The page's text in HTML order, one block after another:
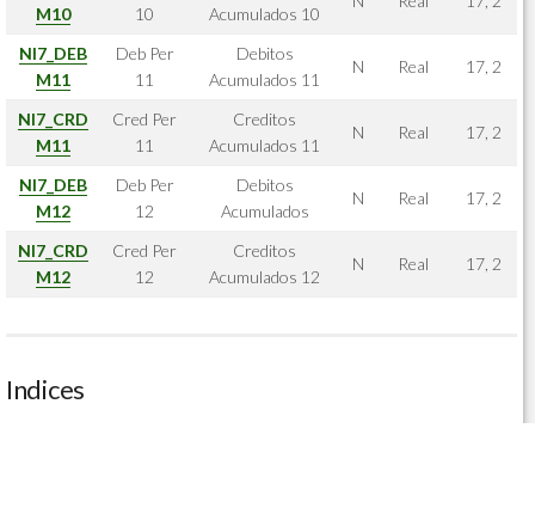
M10 10 Acumulados 10
NI7_DEB
M11
Deb Per
11
Debitos
Acumulados 11
N Real 17, 2
NI7_CRD
M11
Cred Per
11
Creditos
Acumulados 11
N Real 17, 2
NI7_DEB
M12
Deb Per
12
Debitos
Acumulados
N Real 17, 2
NI7_CRD
M12
Cred Per
12
Creditos
Acumulados 12
N Real 17, 2
Indices